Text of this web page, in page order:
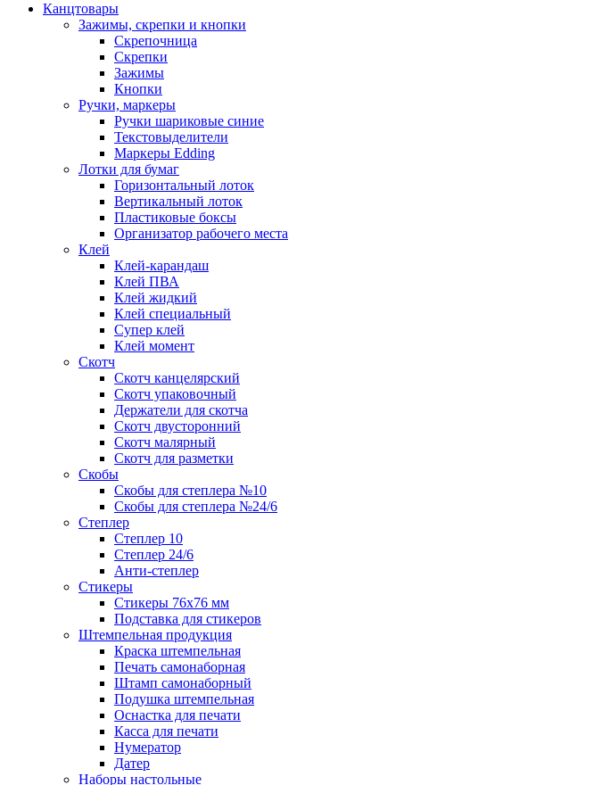
Канцтовары
Зажимы, скрепки и кнопки
Скрепочница
Скрепки
Зажимы
Кнопки
Ручки, маркеры
Ручки шариковые синие
Текстовыделители
Маркеры Edding
Лотки для бумаг
Горизонтальный лоток
Вертикальный лоток
Пластиковые боксы
Организатор рабочего места
Клей
Клей-карандаш
Клей ПВА
Клей жидкий
Клей специальный
Супер клей
Клей момент
Скотч
Скотч канцелярский
Скотч упаковочный
Держатели для скотча
Скотч двусторонний
Скотч малярный
Скотч для разметки
Скобы
Скобы для степлера №10
Скобы для степлера №24/6
Степлер
Степлер 10
Степлер 24/6
Анти-степлер
Стикеры
Стикеры 76x76 мм
Подставка для стикеров
Штемпельная продукция
Краска штемпельная
Печать самонаборная
Штамп самонаборный
Подушка штемпельная
Оснастка для печати
Касса для печати
Нумератор
Датер
Наборы настольные